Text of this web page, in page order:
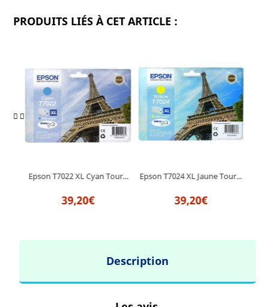
PRODUITS LIÉS À CET ARTICLE :
Epson T7022 XL Cyan Tour...
39,20€
Epson T7024 XL Jaune Tour...
39,20€
Description